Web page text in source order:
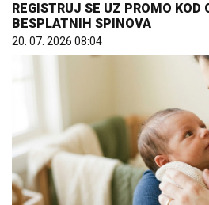
REGISTRUJ SE UZ PROMO
BESPLATNIH SPINOVA
20. 07. 2026 08:04